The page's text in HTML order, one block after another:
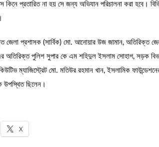
প্রতারিত না হয় সে জন্য অভিযান পরিচালনা করা হবে।
জেলা প্রশাসক (সার্বিক) মো. আনোয়ার উজ জামান, অতিরিক্ত
অতিরিক্ত পুলিশ সুপার কে এম শহিদুল ইসলাম সোহাগ, সড়ক
ম্যাজিস্ট্রেট মো. মতিউর রহমান খান, ইসলামিক
ছিলেন।
X